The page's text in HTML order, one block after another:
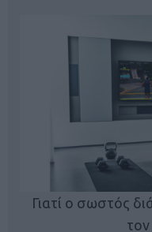
Γιατί ο σωστός